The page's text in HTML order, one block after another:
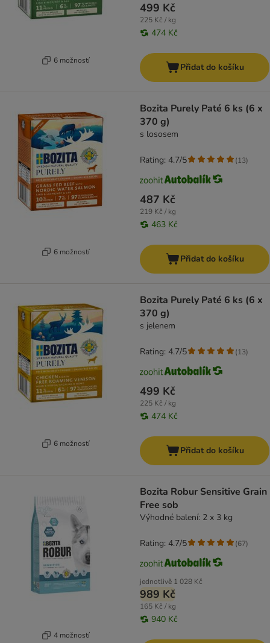
6 možností
499 Kč
225 Kč / kg
474 Kč
Přidat do košíku
6 možností
Bozita Purely Paté 6 ks (6 x
370 g)
s lososem
487 Kč
219 Kč / kg
463 Kč
Rating: 4.7/5 (13)
Přidat do košíku
6 možností
Bozita Purely Paté 6 ks (6 x
370 g)
s jelenem
499 Kč
225 Kč / kg
474 Kč
Rating: 4.7/5 (13)
Přidat do košíku
4 možností
Bozita Robur Sensitive Grain
Free sob
Výhodné balení: 2 x 3 kg
jednotlivě 1 028 Kč
989 Kč
165 Kč / kg
940 Kč
Rating: 4.7/5 (67)